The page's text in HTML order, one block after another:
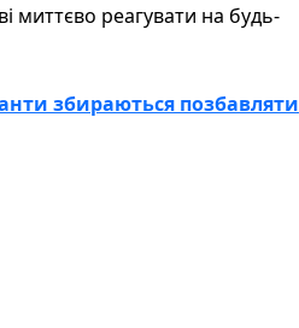
миттєво реагувати на будь-
збираються позбавляти